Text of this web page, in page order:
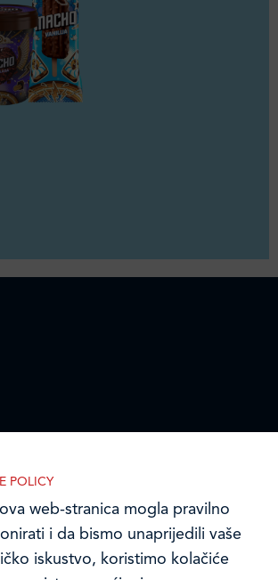
POLICY
web-stranica mogla pravilno
i da bismo unaprijedili vaše
iskustvo, koristimo kolačiće